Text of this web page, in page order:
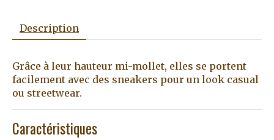
Description
Grâce à leur hauteur mi-mollet, elles se portent
facilement avec des sneakers pour un look casual
ou streetwear.
Caractéristiques